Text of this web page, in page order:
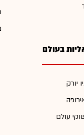
בעולם
יורק
עולם